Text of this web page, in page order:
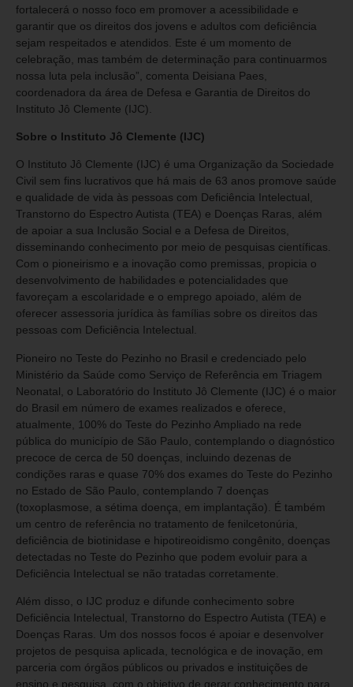
fortalecerá o nosso foco em promover a acessibilidade e
garantir que os direitos dos jovens e adultos com deficiência
sejam respeitados e atendidos. Este é um momento de
celebração, mas também de determinação para continuarmos
nossa luta pela inclusão”, comenta Deisiana Paes,
coordenadora da área de Defesa e Garantia de Direitos do
Instituto Jô Clemente (IJC).
Sobre o Instituto Jô Clemente (IJC)
O Instituto Jô Clemente (IJC) é uma Organização da Sociedade
Civil sem fins lucrativos que há mais de 63 anos promove saúde
e qualidade de vida às pessoas com Deficiência Intelectual,
Transtorno do Espectro Autista (TEA) e Doenças Raras, além
de apoiar a sua Inclusão Social e a Defesa de Direitos,
disseminando conhecimento por meio de pesquisas científicas.
Com o pioneirismo e a inovação como premissas, propicia o
desenvolvimento de habilidades e potencialidades que
favoreçam a escolaridade e o emprego apoiado, além de
oferecer assessoria jurídica às famílias sobre os direitos das
pessoas com Deficiência Intelectual.
Pioneiro no Teste do Pezinho no Brasil e credenciado pelo
Ministério da Saúde como Serviço de Referência em Triagem
Neonatal, o Laboratório do Instituto Jô Clemente (IJC) é o maior
do Brasil em número de exames realizados e oferece,
atualmente, 100% do Teste do Pezinho Ampliado na rede
pública do município de São Paulo, contemplando o diagnóstico
precoce de cerca de 50 doenças, incluindo dezenas de
condições raras e quase 70% dos exames do Teste do Pezinho
no Estado de São Paulo, contemplando 7 doenças
(toxoplasmose, a sétima doença, em implantação). É também
um centro de referência no tratamento de fenilcetonúria,
deficiência de biotinidase e hipotireoidismo congênito, doenças
detectadas no Teste do Pezinho que podem evoluir para a
Deficiência Intelectual se não tratadas corretamente.
Além disso, o IJC produz e difunde conhecimento sobre
Deficiência Intelectual, Transtorno do Espectro Autista (TEA) e
Doenças Raras. Um dos nossos focos é apoiar e desenvolver
projetos de pesquisa aplicada, tecnológica e de inovação, em
parceria com órgãos públicos ou privados e instituições de
ensino e pesquisa, com o objetivo de gerar conhecimento para